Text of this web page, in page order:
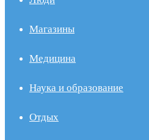
Магазины
Медицина
Наука и образование
Отдых